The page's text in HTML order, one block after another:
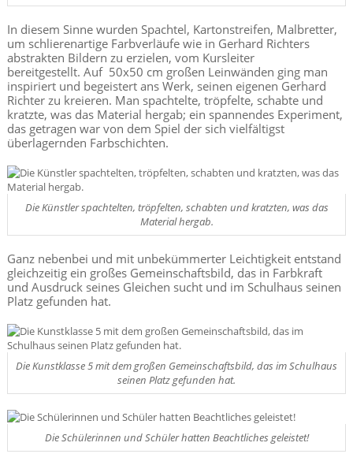
In diesem Sinne wurden Spachtel, Kartonstreifen, Malbretter,
um schlierenartige Farbverläufe wie in Gerhard Richters
abstrakten Bildern zu erzielen, vom Kursleiter
bereitgestellt. Auf 50x50 cm großen Leinwänden ging man
inspiriert und begeistert ans Werk, seinen eigenen Gerhard
Richter zu kreieren. Man spachtelte, tröpfelte, schabte und
kratzte, was das Material hergab; ein spannendes Experiment,
das getragen war von dem Spiel der sich vielfältigst
überlagernden Farbschichten.
Die Künstler spachtelten, tröpfelten, schabten und kratzten, was das
Material hergab.
Ganz nebenbei und mit unbekümmerter Leichtigkeit entstand
gleichzeitig ein großes Gemeinschaftsbild, das in Farbkraft
und Ausdruck seines Gleichen sucht und im Schulhaus seinen
Platz gefunden hat.
Die Kunstklasse 5 mit dem großen Gemeinschaftsbild, das im Schulhaus
seinen Platz gefunden hat.
Die Schülerinnen und Schüler hatten Beachtliches geleistet!